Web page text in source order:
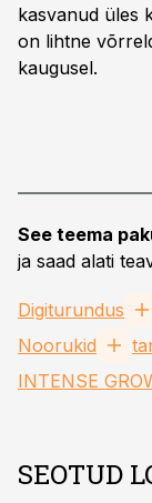
kasvanud üles
on lihtne
kaugusel.
See teema
ja saad alati
Digiturundus
Noorukid
INTENSE
SEOTUD